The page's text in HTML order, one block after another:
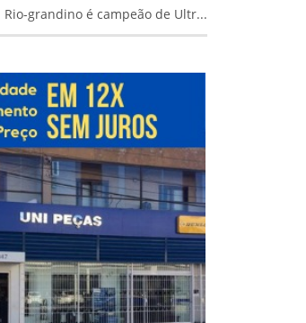
Rio-grandino é campeão de Ultr...